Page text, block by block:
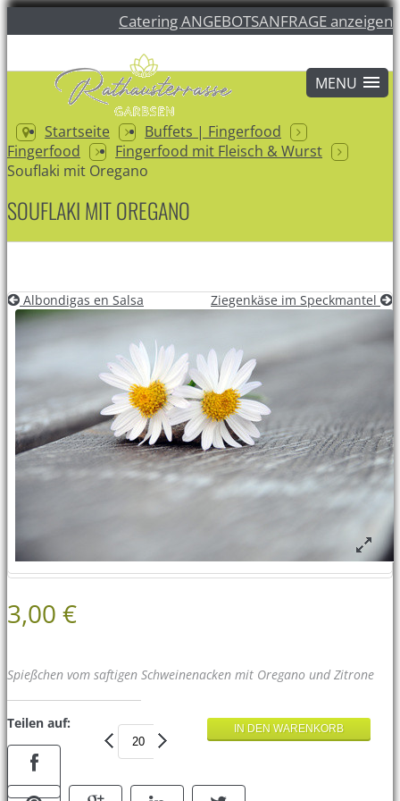
Catering ANGEBOTSANFRAGE anzeigen
Startseite
Buffets | Fingerfood
Fingerfood
Fingerfood mit Fleisch & Wurst
Souflaki mit Oregano
SOUFLAKI MIT OREGANO
Albondigas en Salsa Ziegenkäse im Speckmantel
3,00 €
Spießchen vom saftigen Schweinenacken mit Oregano und Zitrone
Teilen auf: